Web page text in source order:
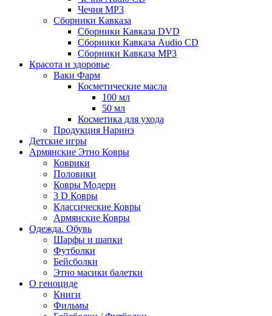
Чечня MP3
Сборники Кавказа
Сборники Кавказа DVD
Сборники Кавказа Audio CD
Сборники Кавказа MP3
Красота и здоровье
Ваки Фарм
Косметические масла
100 мл
50 мл
Косметика для ухода
Продукция Наринэ
Детские игры
Армянские Этно Ковры
Коврики
Половики
Ковры Модерн
3 D Ковры
Классические Ковры
Армянские Ковры
Одежда. Обувь
Шарфы и шапки
Футболки
Бейсболки
Этно масики балетки
О геноциде
Книги
Фильмы